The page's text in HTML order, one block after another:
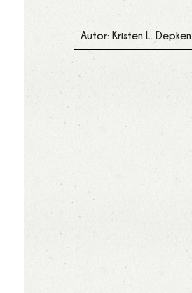
Autor: Kristen L. Depken